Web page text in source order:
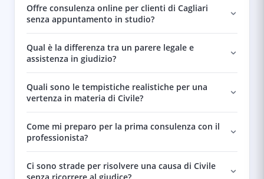
Offre consulenza online per clienti di Cagliari
senza appuntamento in studio?
Qual è la differenza tra un parere legale e
assistenza in giudizio?
Quali sono le tempistiche realistiche per una
vertenza in materia di Civile?
Come mi preparo per la prima consulenza con il
professionista?
Ci sono strade per risolvere una causa di Civile